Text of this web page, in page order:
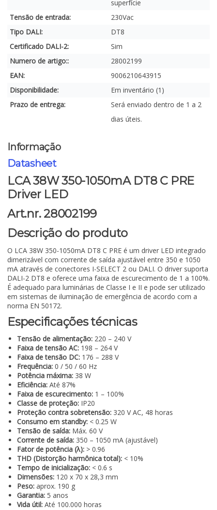
superfície
Tensão de entrada:
230Vac
Tipo DALI:
DT8
Certificado DALI-2:
Sim
Numero de artigo::
28002199
EAN:
9006210643915
Disponibilidade:
Em inventário (1)
Prazo de entrega:
Será enviado dentro de 1 a 2
dias úteis.
Informação
Datasheet
LCA 38W 350-1050mA DT8 C PRE
Driver LED
Art.nr. 28002199
Descrição do produto
O LCA 38W 350-1050mA DT8 C PRE é um driver LED integrado
dimerizável com corrente de saída ajustável entre 350 e 1050
mA através de conectores I-SELECT 2 ou DALI. O driver suporta
DALI-2 DT8 e oferece uma faixa de escurecimento de 1 a 100%.
É adequado para luminárias de Classe I e II e pode ser utilizado
em sistemas de iluminação de emergência de acordo com a
norma EN 50172.
Especificações técnicas
Tensão de alimentação: 220 – 240 V
Faixa de tensão AC: 198 – 264 V
Faixa de tensão DC: 176 – 288 V
Frequência: 0 / 50 / 60 Hz
Potência máxima: 38 W
Eficiência: Até 87%
Faixa de escurecimento: 1 – 100%
Classe de proteção: IP20
Proteção contra sobretensão: 320 V AC, 48 horas
Consumo em standby: < 0.25 W
Tensão de saída: Máx. 60 V
Corrente de saída: 350 – 1050 mA (ajustável)
Fator de potência (λ): > 0.96
THD (Distorção harmônica total): < 10%
Tempo de inicialização: < 0.6 s
Dimensões: 120 x 70 x 28,3 mm
Peso: aprox. 190 g
Garantia: 5 anos
Vida útil: Até 100.000 horas